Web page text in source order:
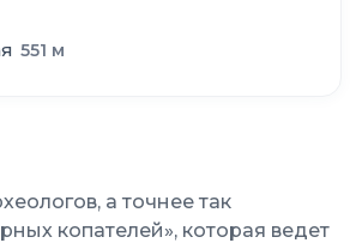
551 м
а точнее так
копателей», которая ведет